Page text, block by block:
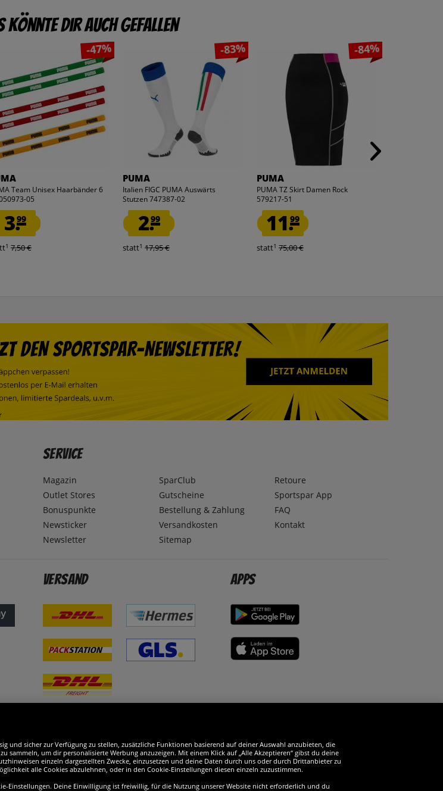
könnte dir auch gefallen
-47%
Team Unisex Haarbänder 6
05
3.99
1 7,50 €
-83%
PUMA
Italien FIGC PUMA Auswärts
Stutzen 747387-02
2.99
statt1 17,95 €
-84%
PUMA
PUMA TZ Skirt Damen Rock
579217-51
11.99
statt1 75,00 €
Service
Magazin
Outlet Stores
Bonuspunkte
Newsticker
Newsletter
SparClub
Gutscheine
Bestellung & Zahlung
Versandkosten
Sitemap
Retoure
Sportspar App
FAQ
Kontakt
Versand Apps
und sicher zur Verfügung zu stellen, zusätzliche Funktionen basierend auf deiner Auswahl anzubieten, die
sammeln, um dir personalisierte Werbung anzuzeigen. Mit einem Klick auf „Alle Akzeptieren“ gibst du deine
einzeln dargestellten Zwecke, einzusetzen und deine Daten durch uns oder durch Drittanbieter zu
alle Cookies abzulehnen, oder in den Cookie-Einstellungen diesen einzeln zuzustimmen.
Deine Einwilligung ist freiwillig, für die Nutzung unserer Website nicht erforderlich und du